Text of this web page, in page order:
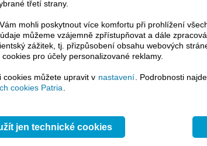
Plus
případně uživatelům platformy
služeb, potom je nutné se
Přihlásit.
placeného informačního servisu získáte
kekompletnímu zpravodajství
komentáře a horké zprávy jsou
terminálovou metodou (bez nutnosti obnovovat
zpravodajství, ale i další služby získáte v Patria Plus / Investor
mailové zpravodajství,dataz finančních trhů v reálném
třetí strany.
mohli poskytnout více komfortu při prohlížení
můžeme vzájemně zpřístupňovat a dále
zážitek, tj. přizpůsobení obsahu webových
pro účely personalizované reklamy.
cookies můžete upravit v nastavení . Podrobnosti
cookies Patria
jen technické cookies